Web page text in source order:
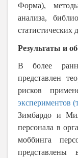
Форма),
анализа,
статистических
Результаты и
В более
представлен
рисков
экспериментов
Зимбардо и
персонала в
моббинга
представлены